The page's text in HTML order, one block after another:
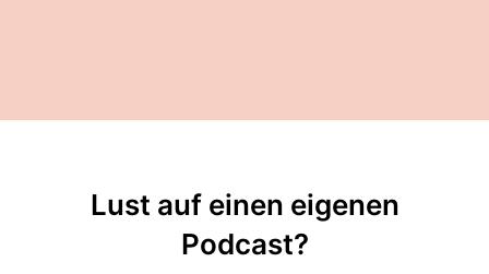
Lust auf einen eigenen
Podcast?